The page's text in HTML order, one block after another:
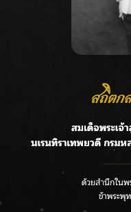
การตัดสินผลการแข่
กรรมการผู้ทรงคุณ
สมาคมอุตสาหกรร